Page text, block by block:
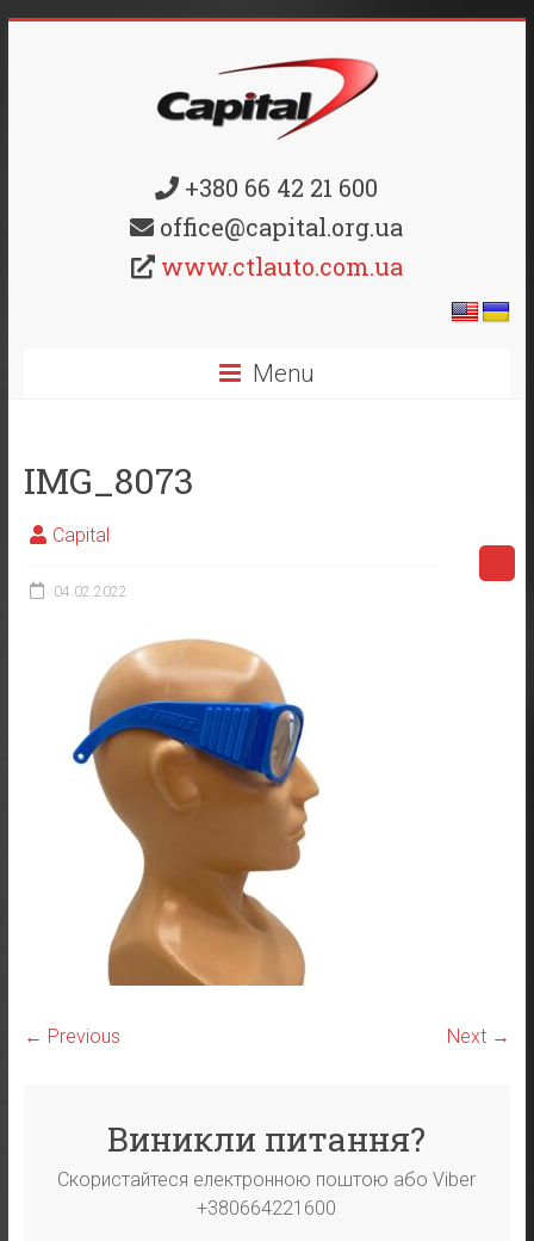
+380 66 42 21 600
office@capital.org.ua
www.ctlauto.com.ua
Menu
IMG_8073
Capital
04.02.2022
← Previous Next →
Виникли питання?
Скористайтеся електронною поштою або Viber
+380664221600